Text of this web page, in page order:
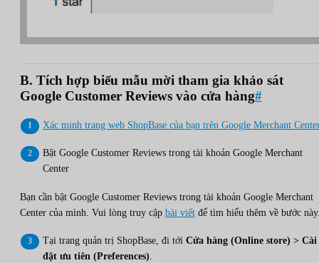
B. Tích hợp biểu mẫu mời tham gia khảo sát
Google Customer Reviews vào cửa hàng#
Xác minh trang web ShopBase của bạn trên Google Merchant Center
Bật Google Customer Reviews trong tài khoản Google Merchant
Center
Bạn cần bật Google Customer Reviews trong tài khoản Google Merchant
Center của mình. Vui lòng truy cập bài viết để tìm hiểu thêm về bước
Tại trang quản trị ShopBase, đi tới Cửa hàng (Online store) > Cài
đặt ưu tiên (Preferences).